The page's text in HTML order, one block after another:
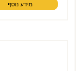
מידע נוסף